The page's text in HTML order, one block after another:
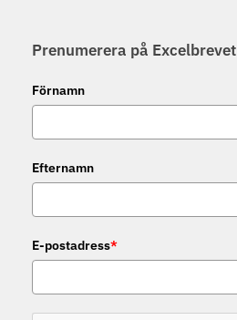
Prenumerera på Excelbrevet
Förnamn
Efternamn
E-postadress*